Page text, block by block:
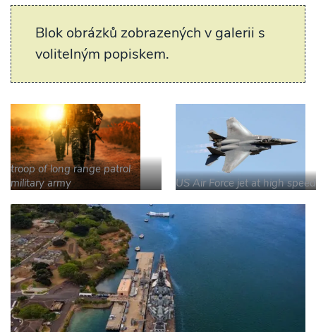
Blok obrázků zobrazených v galerii s
volitelným popiskem.
troop of long range patrol
military army
US Air Force jet at high speed